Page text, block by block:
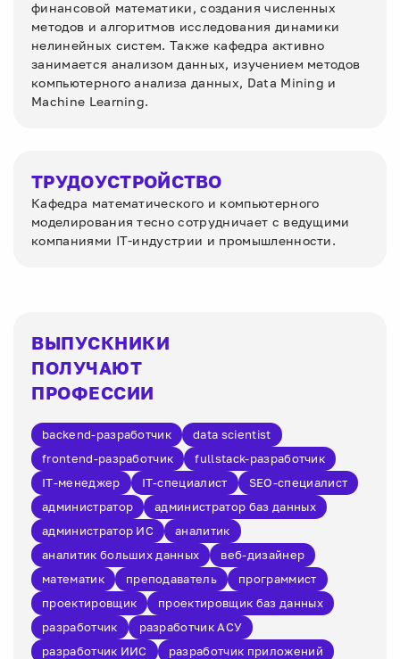
финансовой математики, создания численных
методов и алгоритмов исследования динамики
нелинейных систем. Также кафедра активно
занимается анализом данных, изучением методов
компьютерного анализа данных, Data Mining и
Machine Learning.
ТРУДОУСТРОЙСТВО
Кафедра математического и компьютерного
моделирования тесно сотрудничает с ведущими
компаниями IT-индустрии и промышленности.
ВЫПУСКНИКИ
ПОЛУЧАЮТ
ПРОФЕССИИ
backend-разработчик
data scientist
frontend-разработчик
fullstack-разработчик
IT-менеджер
IT-специалист
SEO-специалист
администратор
администратор баз данных
администратор ИС
аналитик
аналитик больших данных
веб-дизайнер
математик
преподаватель
программист
проектировщик
проектировщик баз данных
разработчик
разработчик АСУ
разработчик ИИС
разработчик приложений